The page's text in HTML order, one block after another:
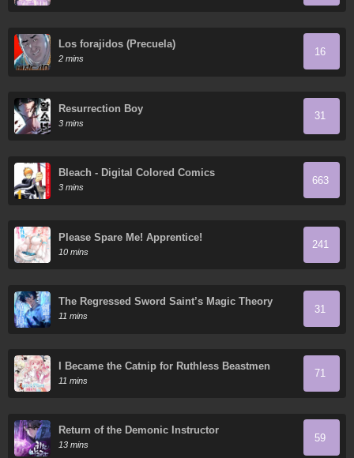
Los forajidos (Precuela)
2 mins
16
Resurrection Boy
3 mins
31
Bleach - Digital Colored Comics
3 mins
663
Please Spare Me! Apprentice!
10 mins
241
The Regressed Sword Saint’s Magic Theory
11 mins
31
I Became the Catnip for Ruthless Beastmen
11 mins
71
Return of the Demonic Instructor
13 mins
59